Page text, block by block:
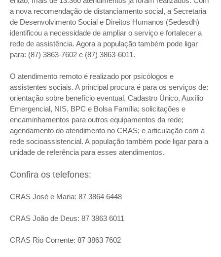
a nova recomendação de distanciamento social, a Secretaria
de Desenvolvimento Social e Direitos Humanos (Sedesdh)
identificou a necessidade de ampliar o serviço e fortalecer a
rede de assistência. Agora a população também pode ligar
para: (87) 3863-7602 e (87) 3863-6011.
O atendimento remoto é realizado por psicólogos e
assistentes sociais. A principal procura é para os serviços de:
orientação sobre benefício eventual, Cadastro Único, Auxílio
Emergencial, NIS, BPC e Bolsa Família; solicitações e
encaminhamentos para outros equipamentos da rede;
agendamento do atendimento no CRAS; e articulação com a
rede socioassistencial. A população também pode ligar para a
unidade de referência para esses atendimentos.
Confira os telefones:
CRAS José e Maria: 87 3864 6448
CRAS João de Deus: 87 3863 6011
CRAS Rio Corrente: 87 3863 7602